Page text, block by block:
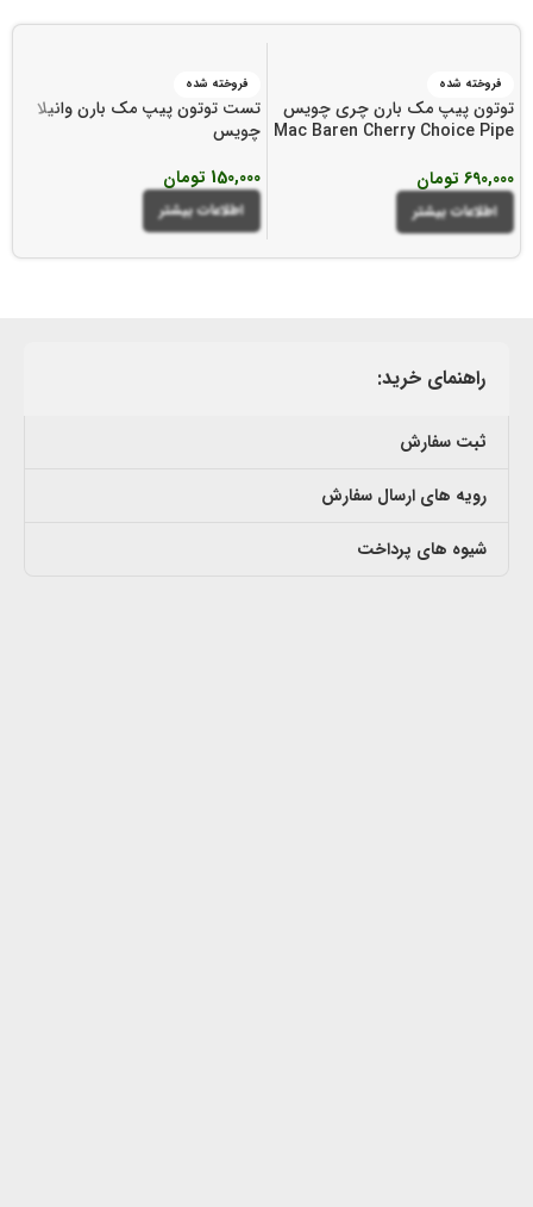
فروخته شده
توتون پیپ مک بارن چری چویس
Mac Baren Cherry Choice Pipe
690,000 تومان
اطلاعات بیشتر
فروخته شده
تست توتون پیپ مک بارن وانیلا
چویس
150,000 تومان
اطلاعات بیشتر
راهنمای خرید:
ثبت سفارش
رویه های ارسال سفارش
شیوه های پرداخت